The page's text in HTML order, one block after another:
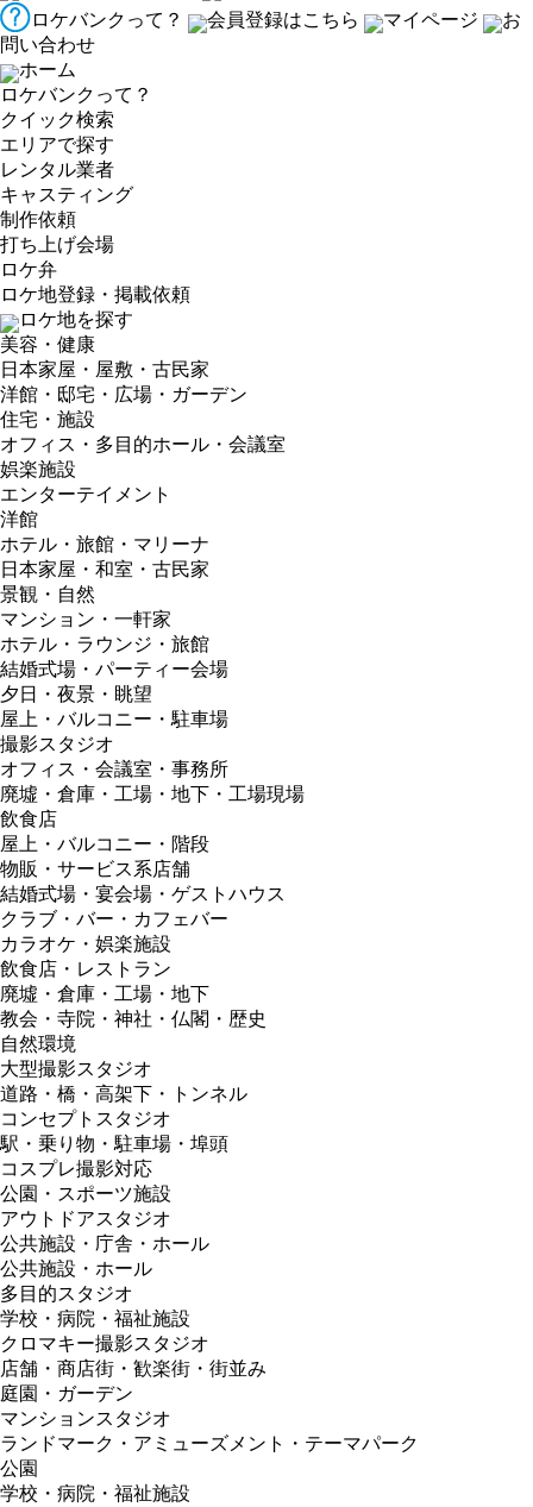
ロケバンクって？
会員登録はこちら マイページ
お
問い合わせ
ホーム
ロケバンクって？
クイック検索
エリアで探す
レンタル業者
キャスティング
制作依頼
打ち上げ会場
ロケ弁
ロケ地登録・掲載依頼
ロケ地を探す
美容・健康
日本家屋・屋敷・古民家
洋館・邸宅・広場・ガーデン
住宅・施設
オフィス・多目的ホール・会議室
娯楽施設
エンターテイメント
洋館
ホテル・旅館・マリーナ
日本家屋・和室・古民家
景観・自然
マンション・一軒家
ホテル・ラウンジ・旅館
結婚式場・パーティー会場
夕日・夜景・眺望
屋上・バルコニー・駐車場
撮影スタジオ
オフィス・会議室・事務所
廃墟・倉庫・工場・地下・工場現場
飲食店
屋上・バルコニー・階段
物販・サービス系店舗
結婚式場・宴会場・ゲストハウス
クラブ・バー・カフェバー
カラオケ・娯楽施設
飲食店・レストラン
廃墟・倉庫・工場・地下
教会・寺院・神社・仏閣・歴史
自然環境
大型撮影スタジオ
道路・橋・高架下・トンネル
コンセプトスタジオ
駅・乗り物・駐車場・埠頭
コスプレ撮影対応
公園・スポーツ施設
アウトドアスタジオ
公共施設・庁舎・ホール
公共施設・ホール
多目的スタジオ
学校・病院・福祉施設
クロマキー撮影スタジオ
店舗・商店街・歓楽街・街並み
庭園・ガーデン
マンションスタジオ
ランドマーク・アミューズメント・テーマパーク
公園
学校・病院・福祉施設